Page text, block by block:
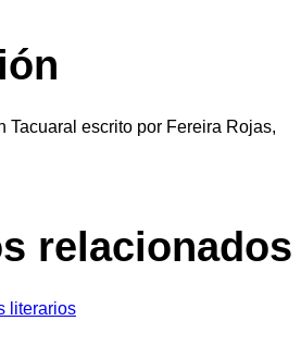
Tacuaral escrito por Fereira Rojas,
relacionados